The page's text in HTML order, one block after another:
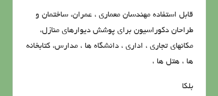
قابل استفاده مهندسان معماری ، عمران، ساختمان و
طراحان دکوراسیون برای پوشش دیوارهای منازل،
مکانهای تجاری ، اداری ، دانشگاه ها ، مدارس، کتابخانه
ها ، هتل ها ،
بلکا